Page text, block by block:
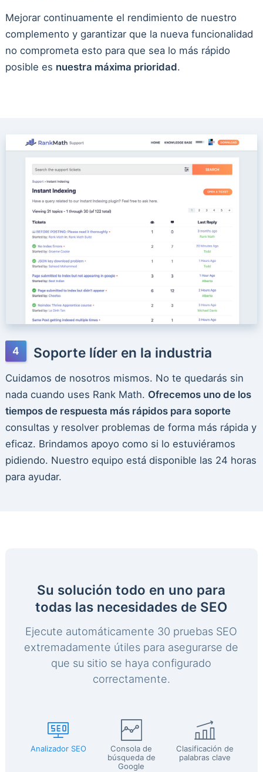
Mejorar continuamente el rendimiento de nuestro
complemento y garantizar que la nueva funcionalidad
no comprometa esto para que sea lo más rápido
posible es nuestra máxima prioridad.
Soporte líder en la industria
Cuidamos de nosotros mismos. No te quedarás sin
nada cuando uses Rank Math. Ofrecemos uno de los
tiempos de respuesta más rápidos para soporte
consultas y resolver problemas de forma más rápida y
eficaz. Brindamos apoyo como si lo estuviéramos
pidiendo. Nuestro equipo está disponible las 24 horas
para ayudar.
Su solución todo en uno para
todas las necesidades de SEO
Ejecute automáticamente 30 pruebas SEO
extremadamente útiles para asegurarse de
que su sitio se haya configurado
correctamente.
Analizador SEO
Consola de
búsqueda de
Google
Clasificación de
palabras clave